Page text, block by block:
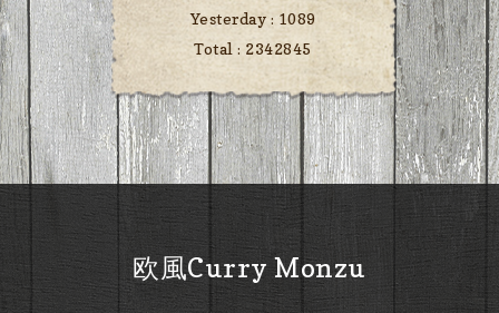
Yesterday : 1089
Total : 2342845
欧風Curry Monzu